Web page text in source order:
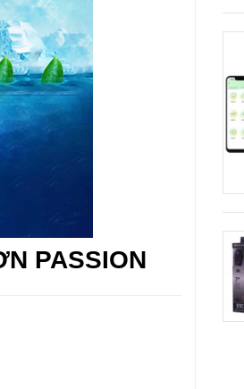
PASSION